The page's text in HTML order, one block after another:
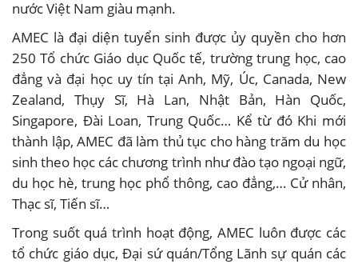
nước Việt Nam giàu mạnh.
AMEC là đại diện tuyển sinh được ủy quyền cho hơn
250 Tổ chức Giáo dục Quốc tế, trường trung học, cao
đẳng và đại học uy tín tại Anh, Mỹ, Úc, Canada, New
Zealand, Thụy Sĩ, Hà Lan, Nhật Bản, Hàn Quốc,
Singapore, Đài Loan, Trung Quốc… Kể từ đó Khi mới
thành lập, AMEC đã làm thủ tục cho hàng trăm du học
sinh theo học các chương trình như đào tạo ngoại ngữ,
du học hè, trung học phổ thông, cao đẳng,… Cử nhân,
Thạc sĩ, Tiến sĩ…
Trong suốt quá trình hoạt động, AMEC luôn được các
tổ chức giáo dục, Đại sứ quán/Tổng Lãnh sự quán các